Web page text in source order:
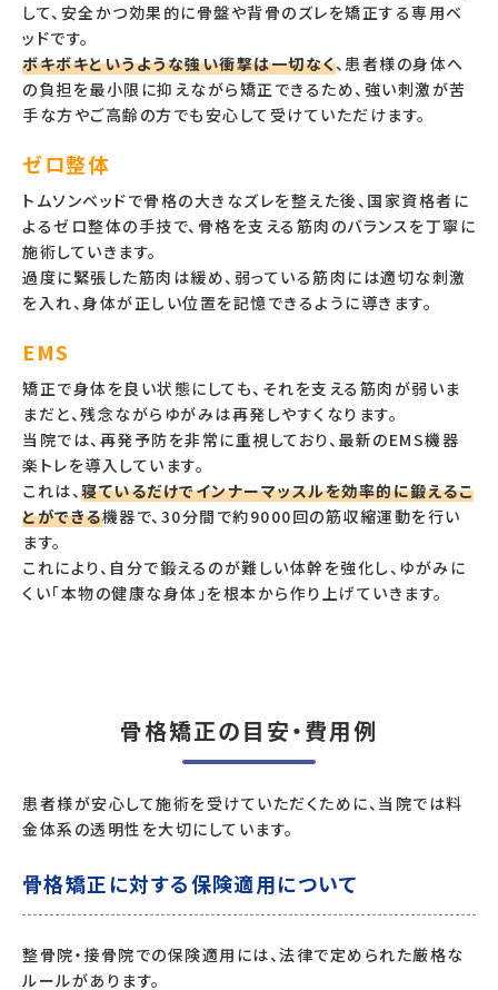
して、安全かつ効果的に骨盤や背骨のズレを矯正する専用ベ
ッドです。
ボキボキというような強い衝撃は一切なく、患者様の身体へ
の負担を最小限に抑えながら矯正できるため、強い刺激が苦
手な方やご高齢の方でも安心して受けていただけます。
ゼロ整体
トムソンベッドで骨格の大きなズレを整えた後、国家資格者に
よるゼロ整体の手技で、骨格を支える筋肉のバランスを丁寧に
施術していきます。
過度に緊張した筋肉は緩め、弱っている筋肉には適切な刺激
を入れ、身体が正しい位置を記憶できるように導きます。
EMS
矯正で身体を良い状態にしても、それを支える筋肉が弱いま
まだと、残念ながらゆがみは再発しやすくなります。
当院では、再発予防を非常に重視しており、最新のEMS機器
楽トレを導入しています。
これは、寝ているだけでインナーマッスルを効率的に鍛えるこ
とができる機器で、30分間で約9000回の筋収縮運動を行い
ます。
これにより、自分で鍛えるのが難しい体幹を強化し、ゆがみに
くい「本物の健康な身体」を根本から作り上げていきます。
骨格矯正の目安・費用例
患者様が安心して施術を受けていただくために、当院では料
金体系の透明性を大切にしています。
骨格矯正に対する保険適用について
整骨院・接骨院での保険適用には、法律で定められた厳格な
ルールがあります。